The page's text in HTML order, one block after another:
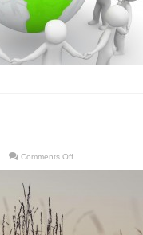
Comments Offon